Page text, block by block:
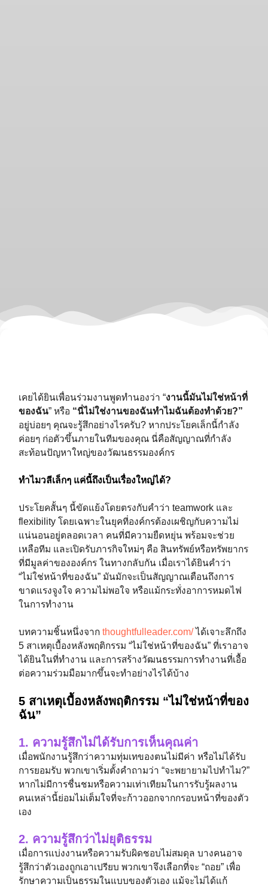
เคยได้ยินเพื่อนร่วมงานพูดทำนองว่า “งานนี้มันไม่ใช่หน้าที่
ของฉัน” หรือ “นี่ไม่ใช่งานของฉันทำไมฉันต้องทำด้วย?”
อยู่บ่อยๆ คุณจะรู้สึกอย่างไรครับ? หากประโยคเล็กนี้กำลัง
ค่อยๆ ก่อตัวขึ้นภายในทีมของคุณ นี่คือสัญญาณที่กำลัง
สะท้อนปัญหาใหญ่ของวัฒนธรรมองค์กร
ทำไมวลีเล็กๆ แค่นี้ถึงเป็นเรื่องใหญ่ได้?
ประโยคสั้นๆ นี้ขัดแย้งโดยตรงกับคำว่า teamwork และ
flexibility โดยเฉพาะในยุคที่องค์กรต้องเผชิญกับความไม่
แน่นอนอยู่ตลอดเวลา คนที่มีความยืดหยุ่น พร้อมจะช่วย
เหลือทีม และเปิดรับภารกิจใหม่ๆ คือ สินทรัพย์หรือทรัพยากร
ที่มีมูลค่าขององค์กร ในทางกลับกัน เมื่อเราได้ยินคำว่า
“ไม่ใช่หน้าที่ของฉัน” มันมักจะเป็นสัญญาณเตือนถึงการ
ขาดแรงจูงใจ ความไม่พอใจ หรือแม้กระทั่งอาการหมดไฟ
ในการทำงาน
บทความชิ้นหนึ่งจาก thoughtfulleader.com/ได้เจาะลึกถึง
5 สาเหตุเบื้องหลังพฤติกรรม “ไม่ใช่หน้าที่ของฉัน” ที่เราอาจ
ได้ยินในที่ทำงาน และการสร้างวัฒนธรรมการทำงานที่เอื้อ
ต่อความร่วมมือมากขึ้นจะทำอย่างไรได้บ้าง
5 สาเหตุเบื้องหลังพฤติกรรม “ไม่ใช่หน้าที่ของ
ฉัน”
1. ความรู้สึกไม่ได้รับการเห็นคุณค่า
เมื่อพนักงานรู้สึกว่าความทุ่มเทของตนไม่มีค่า หรือไม่ได้รับ
การยอมรับ พวกเขาเริ่มตั้งคำถามว่า “จะพยายามไปทำไม?”
หากไม่มีการชื่นชมหรือความเท่าเทียมในการรับรู้ผลงาน
คนเหล่านี้ย่อมไม่เต็มใจที่จะก้าวออกจากกรอบหน้าที่ของตัว
เอง
2. ความรู้สึกว่าไม่ยุติธรรม
เมื่อการแบ่งงานหรือความรับผิดชอบไม่สมดุล บางคนอาจ
รู้สึกว่าตัวเองถูกเอาเปรียบ พวกเขาจึงเลือกที่จะ “ถอย” เพื่อ
รักษาความเป็นธรรมในแบบของตัวเอง แม้จะไม่ได้แก้